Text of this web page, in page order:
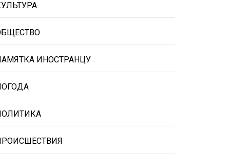
ИНОСТРАНЦУ